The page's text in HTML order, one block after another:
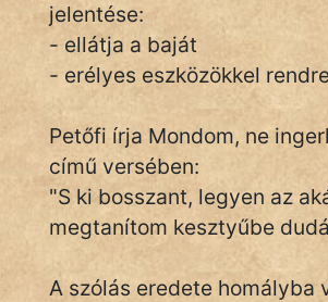
Tréfás
IRODALOM
SZÓLÁS
KÖZMONDÁS
jelentése:
- ellátja a baját
- erélyes eszközökkel
Petőfi írja Mondom, ne
című versében:
"S ki bosszant, legyen az
megtanítom kesztyűbe
A szólás eredete homályba